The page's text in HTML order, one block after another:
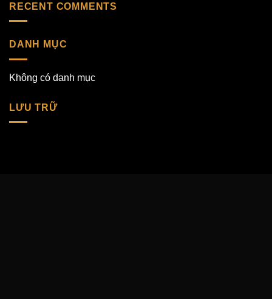
RECENT COMMENTS
DANH MỤC
Không có danh mục
LƯU TRỮ